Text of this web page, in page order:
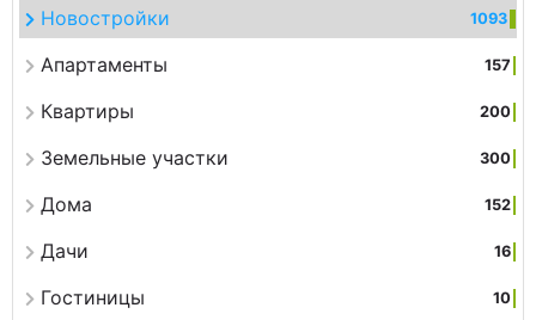
Новостройки 1093
Апартаменты 157
Квартиры 200
Земельные участки 300
Дома 152
Дачи 16
Гостиницы 10